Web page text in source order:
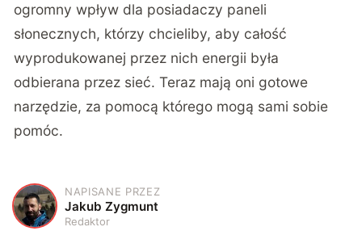
ogromny wpływ dla posiadaczy paneli
słonecznych, którzy chcieliby, aby całość
wyprodukowanej przez nich energii była
odbierana przez sieć. Teraz mają oni gotowe
narzędzie, za pomocą którego mogą sami sobie
pomóc.
J
NAPISANE PRZEZ
Jakub Zygmunt
Redaktor